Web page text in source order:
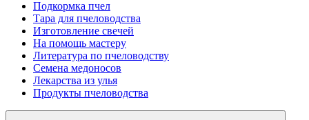
Подкормка пчел
Тара для пчеловодства
Изготовление свечей
На помощь мастеру
Литература по пчеловодству
Семена медоносов
Лекарства из улья
Продукты пчеловодства